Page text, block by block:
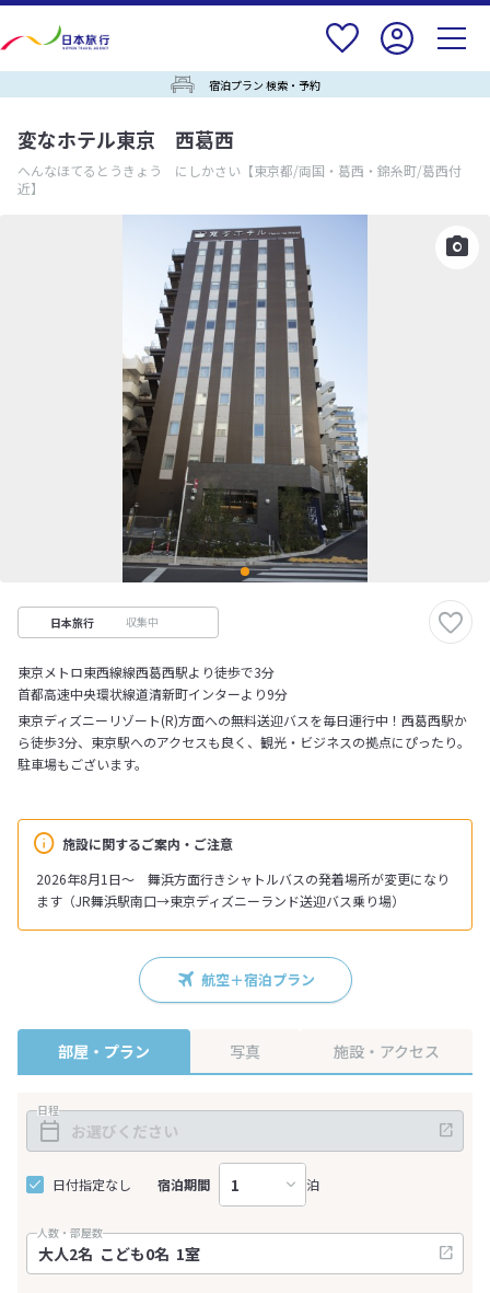
宿泊プラン 検索・予約
変なホテル東京 西葛西
へんなほてるとうきょう にしかさい 【東京都/両国・葛西・錦糸町/葛西付
近】
日本旅行 収集中
東京メトロ東西線線西葛西駅より徒歩で3分
首都高速中央環状線道清新町インターより9分
施設に関するご案内・ご注意
2026年8月1日～ 舞浜方面行きシャトルバスの発着場所が変更になり
ます（JR舞浜駅南口→東京ディズニーランド送迎バス乗り場）
東京ディズニーリゾート(R)方面への無料送迎バスを毎日運行中！西葛西駅か
ら徒歩3分、東京駅へのアクセスも良く、観光・ビジネスの拠点にぴったり。
駐車場もございます。
航空＋宿泊プラン
部屋・プラン 写真 施設・アクセス
日程
日付指定なし 宿泊期間 泊
人数・部屋数